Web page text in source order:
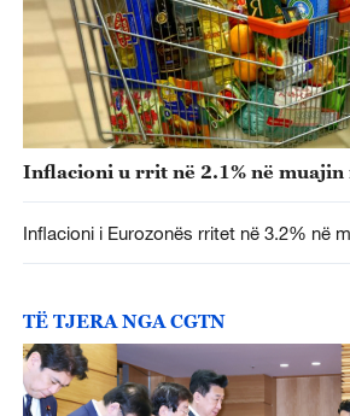
Inflacioni u rrit në 2.1% në muajin
Inflacioni i Eurozonës rritet në 3.2% në
TË TJERA NGA CGTN